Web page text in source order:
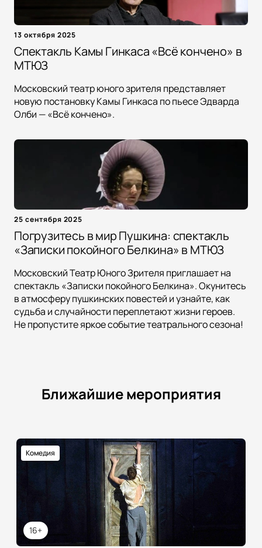
13 октября 2025
Спектакль Камы Гинкаса «Всё кончено» в
МТЮЗ
Московский театр юного зрителя представляет
новую постановку Камы Гинкаса по пьесе Эдварда
Олби — «Всё кончено».
25 сентября 2025
Погрузитесь в мир Пушкина: спектакль
«Записки покойного Белкина» в МТЮЗ
Московский Театр Юного Зрителя приглашает на
спектакль «Записки покойного Белкина». Окунитесь
в атмосферу пушкинских повестей и узнайте, как
судьба и случайности переплетают жизни героев.
Не пропустите яркое событие театрального сезона!
Ближайшие мероприятия
16+
Комедия